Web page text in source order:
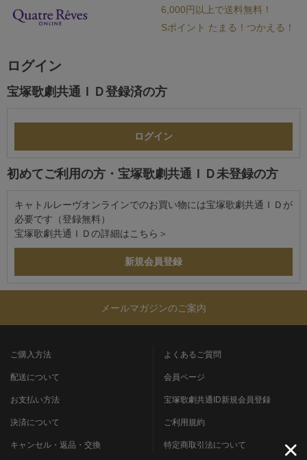
6,000円以上で送料無料！
Sポイント たまる！つかえる！
ログイン
宝塚歌劇共通ＩＤ登録済の方
初めてご利用の方・宝塚歌劇共通ＩＤ未登録の方
キャトルレーヴオンラインでのお買い物には宝塚歌劇共通ＩＤが
必要です（登録無料）
宝塚歌劇共通ＩＤの詳細は こちら＞
メールマガジンのご案内
ご購入方法
配送について
お支払い方法
決済について
キャンセル・返品・交換
よくあるご質問
会員ページ
宝塚歌劇共通ID新規会員登録
ご利用規約
特定商取引法について